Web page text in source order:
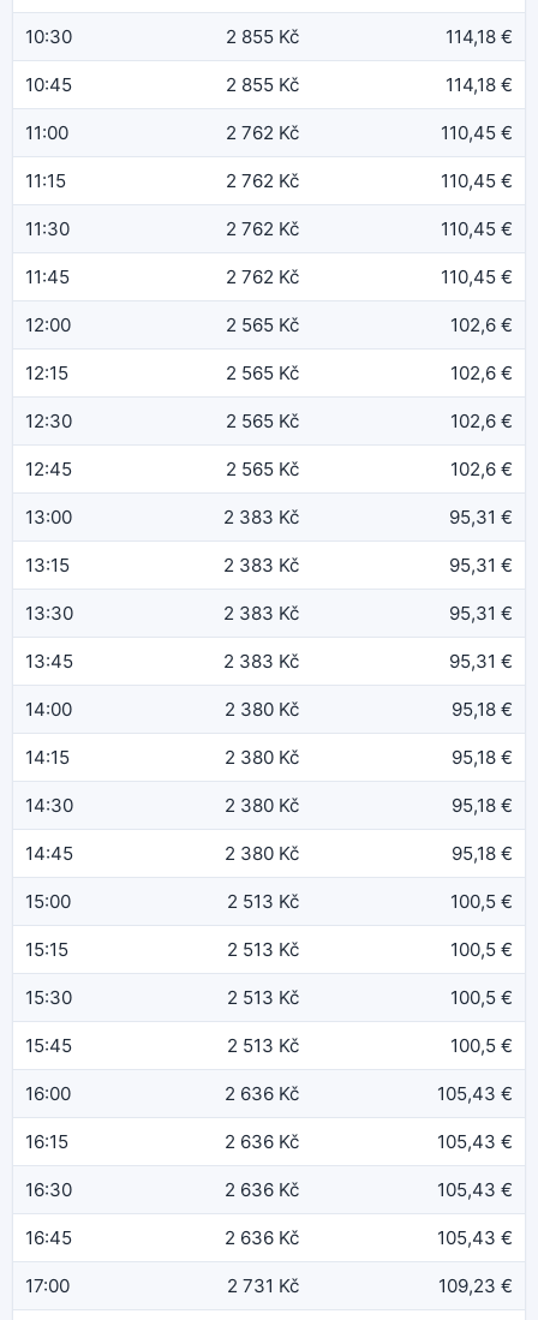
10:30 2 855 Kč 114,18 €
10:45 2 855 Kč 114,18 €
11:00 2 762 Kč 110,45 €
11:15 2 762 Kč 110,45 €
11:30 2 762 Kč 110,45 €
11:45 2 762 Kč 110,45 €
12:00 2 565 Kč 102,6 €
12:15 2 565 Kč 102,6 €
12:30 2 565 Kč 102,6 €
12:45 2 565 Kč 102,6 €
13:00 2 383 Kč 95,31 €
13:15 2 383 Kč 95,31 €
13:30 2 383 Kč 95,31 €
13:45 2 383 Kč 95,31 €
14:00 2 380 Kč 95,18 €
14:15 2 380 Kč 95,18 €
14:30 2 380 Kč 95,18 €
14:45 2 380 Kč 95,18 €
15:00 2 513 Kč 100,5 €
15:15 2 513 Kč 100,5 €
15:30 2 513 Kč 100,5 €
15:45 2 513 Kč 100,5 €
16:00 2 636 Kč 105,43 €
16:15 2 636 Kč 105,43 €
16:30 2 636 Kč 105,43 €
16:45 2 636 Kč 105,43 €
17:00 2 731 Kč 109,23 €